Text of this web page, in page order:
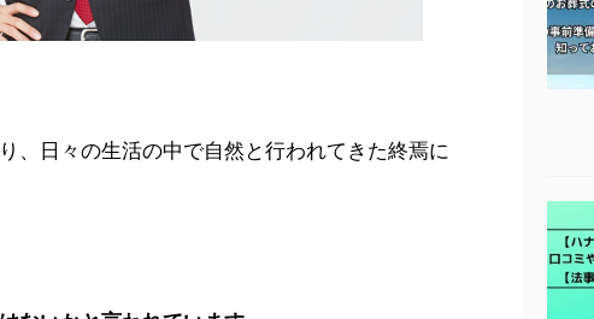
、日々の生活の中で自然と行われてきた終焉に